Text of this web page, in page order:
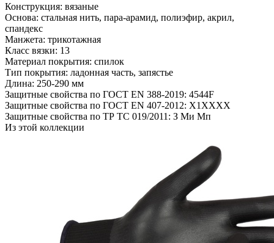
Конструкция: вязаные
Основа: стальная нить, пара-арамид, полиэфир, акрил,
спандекс
Манжета: трикотажная
Класс вязки: 13
Материал покрытия: спилок
Тип покрытия: ладонная часть, запястье
Длина: 250-290 мм
Защитные свойства по ГОСТ EN 388-2019: 4544F
Защитные свойства по ГОСТ EN 407-2012: X1XXXX
Защитные свойства по ТР ТС 019/2011: З Ми Мп
Из этой коллекции